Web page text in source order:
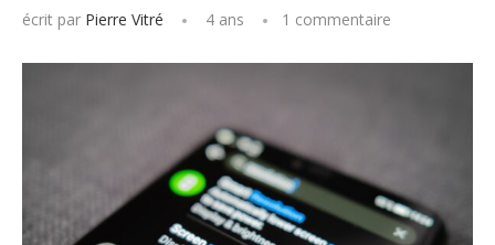
écrit par Pierre Vitré 4 ans 1 commentaire